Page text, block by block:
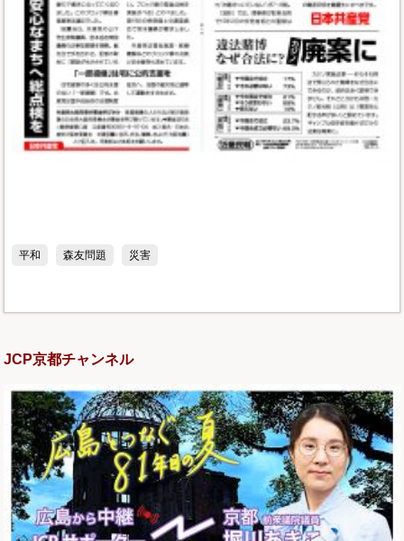
平和 森友問題 災害
JCP京都チャンネル